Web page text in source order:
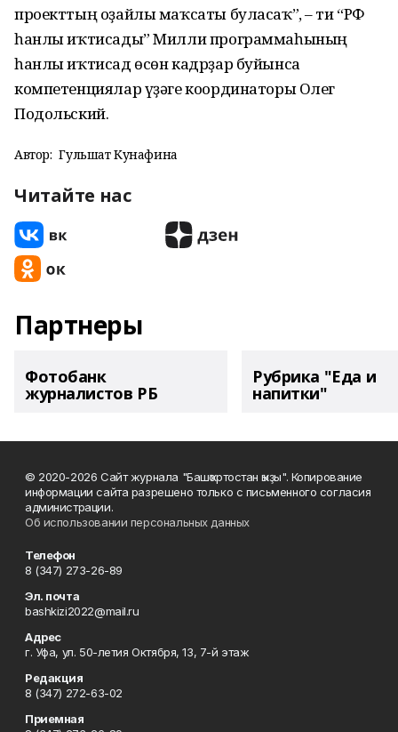
проекттың оҙайлы маҡсаты буласаҡ”, – ти “РФ
һанлы иҡтисады” Милли программаһының
һанлы иҡтисад өсөн кадрҙар буйынса
компетенциялар үҙәге координаторы Олег
Подольский.
Автор: Гульшат Кунафина
Читайте нас
Партнеры
Фотобанк
журналистов РБ
Рубрика "Еда и
напитки"
© 2020-2026 Сайт журнала "Башҡортостан ҡыҙы". Копирование
информации сайта разрешено только с письменного согласия
администрации.
Об использовании персональных данных
Телефон
8 (347) 273-26-89
Эл. почта
bashkizi2022@mail.ru
Адрес
г. Уфа, ул. 50-летия Октября, 13, 7-й этаж
Редакция
8 (347) 272-63-02
Приемная